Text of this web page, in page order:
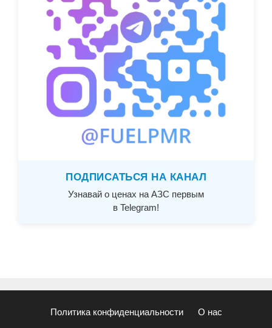
ПОДПИСАТЬСЯ НА КАНАЛ
Узнавай о ценах на АЗС первым
в Telegram!
Политика конфиденциальности О нас